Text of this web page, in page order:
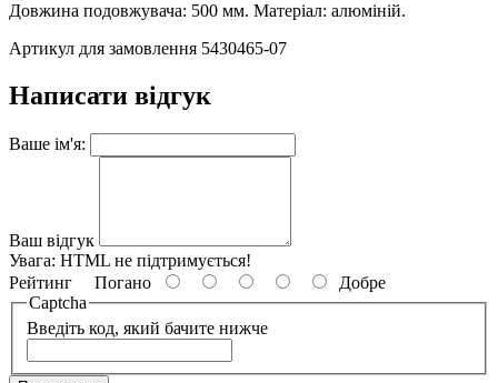
Довжина подовжувача: 500 мм. Матеріал: алюміній.
Артикул для замовлення 5430465-07
Написати відгук
Ваше ім'я:
Ваш відгук
Увага: HTML не підтримується!
Рейтинг Погано
Добре
Captcha
Введіть код, який бачите нижче